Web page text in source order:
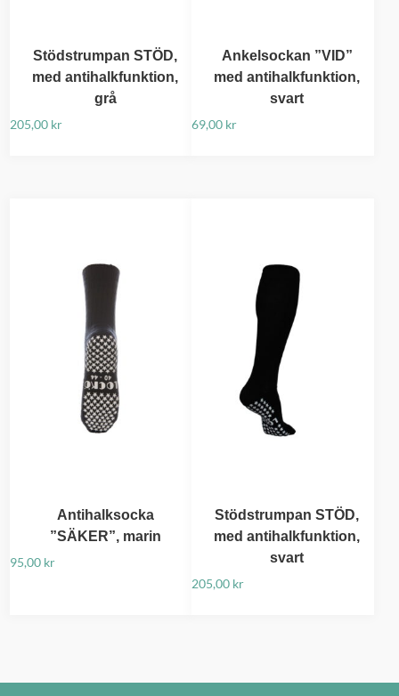
Stödstrumpan STÖD,
med antihalkfunktion,
grå
205,00 kr
Ankelsockan ”VID”
med antihalkfunktion,
svart
69,00 kr
Antihalksocka
”SÄKER”, marin
95,00 kr
Stödstrumpan STÖD,
med antihalkfunktion,
svart
205,00 kr